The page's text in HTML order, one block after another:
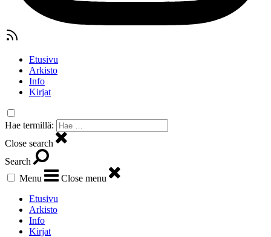
Etusivu
Arkisto
Info
Kirjat
Hae termillä:
Close search
Search
Menu
Close menu
Etusivu
Arkisto
Info
Kirjat